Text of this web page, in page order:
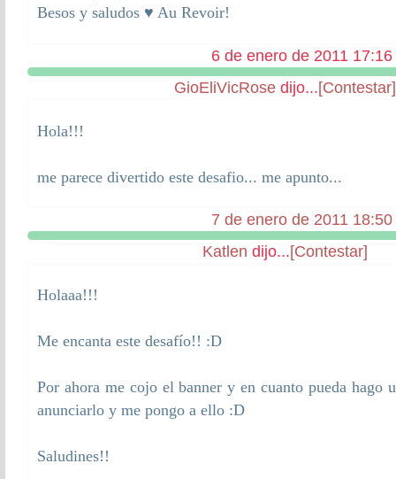
Besos y saludos ♥ Au Revoir!
6 de enero de 2011 17:16
GioEliVicRose dijo...[Contestar]
Hola!!!
me parece divertido este desafio... me apunto...
7 de enero de 2011 18:50
Katlen dijo...[Contestar]
Holaaa!!!
Me encanta este desafío!! :D
Por ahora me cojo el banner y en cuanto pueda hago
anunciarlo y me pongo a ello :D
Saludines!!